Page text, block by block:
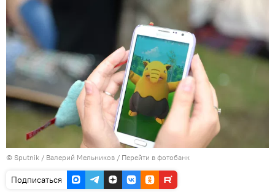
© Sputnik / Валерий Мельников / Перейти в фотобанк
Подписаться